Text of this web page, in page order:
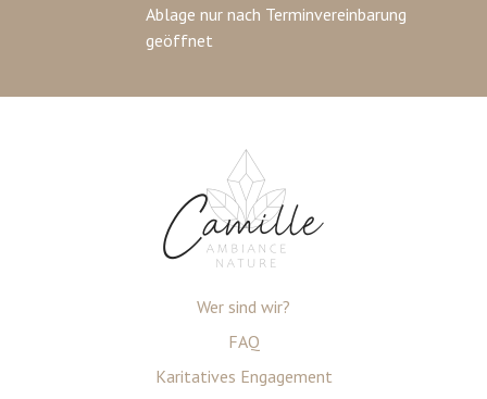
Ablage nur nach Terminvereinbarung
geöffnet
Wer sind wir?
FAQ
Karitatives Engagement